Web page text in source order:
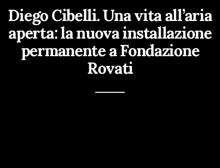
Diego Cibelli. Una vita all’aria
aperta: la nuova installazione
permanente a Fondazione
Rovati